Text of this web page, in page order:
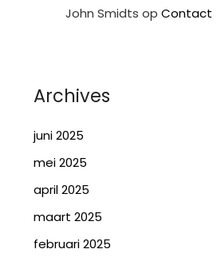
John Smidts opContact
Archives
juni 2025
mei 2025
april 2025
maart 2025
februari 2025